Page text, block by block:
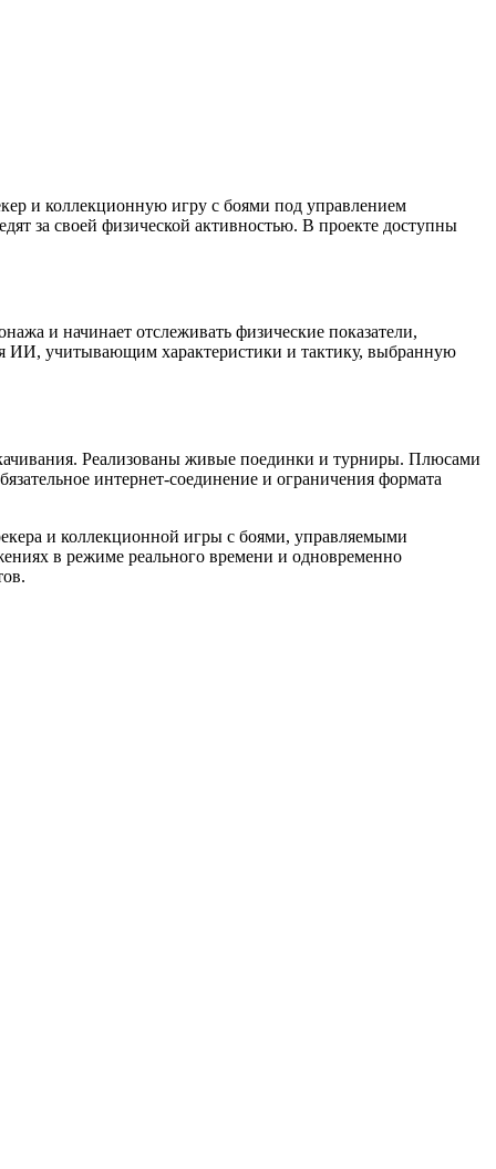
и коллекционную игру с боями под управлением
за своей физической активностью. В проекте доступны
и начинает отслеживать физические показатели,
ИИ, учитывающим характеристики и тактику, выбранную
Реализованы живые поединки и турниры. Плюсами
интернет-соединение и ограничения формата
и коллекционной игры с боями, управляемыми
в режиме реального времени и одновременно